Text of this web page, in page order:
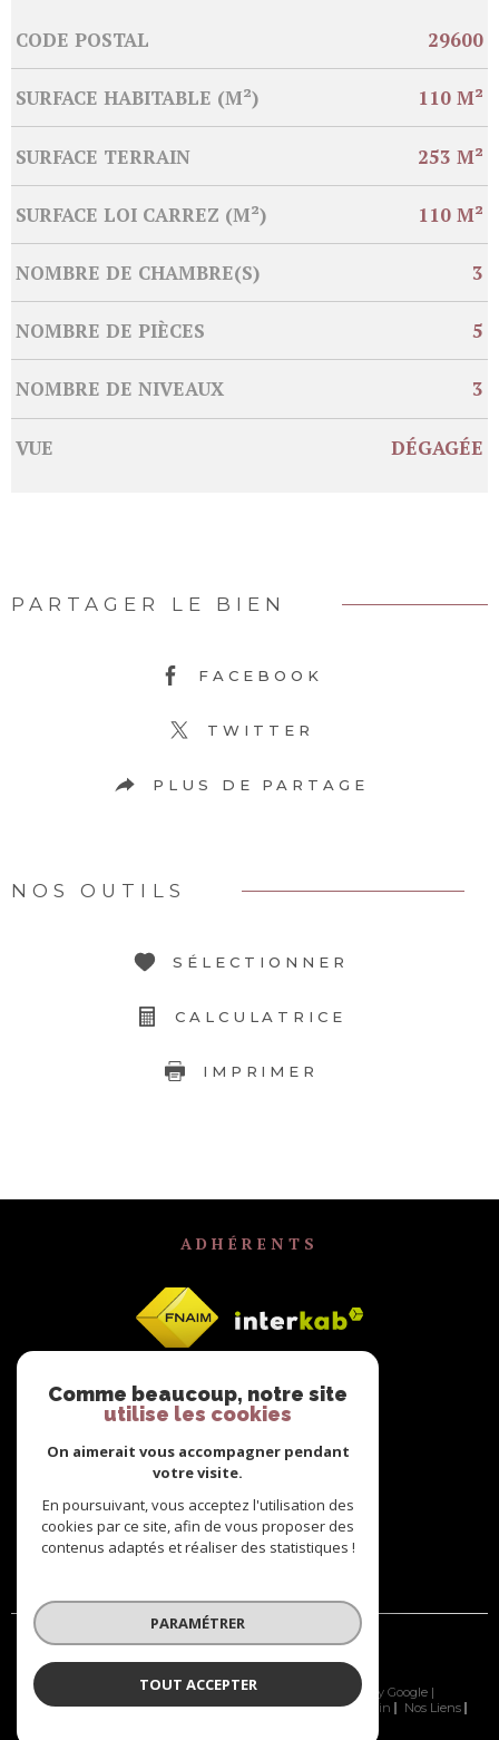
Caractérisque Valeurs
CODE POSTAL 29600
SURFACE HABITABLE (M²) 110 M²
SURFACE TERRAIN 253 M²
SURFACE LOI CARREZ (M²) 110 M²
NOMBRE DE CHAMBRE(S) 3
NOMBRE DE PIÈCES 5
NOMBRE DE NIVEAUX 3
VUE DÉGAGÉE
PARTAGER LE BIEN
FACEBOOK
TWITTER
PLUS DE PARTAGE
NOS OUTILS
SÉLECTIONNER
CALCULATRICE
IMPRIMER
ADHÉRENTS
© 2026 | Tous droits réservés | Traduction powered by Google |
Nos Honoraires
Plan Du Site Mentions Légales Admin
Nos Liens
Comme beaucoup, notre site
utilise les cookies
On aimerait vous accompagner pendant
votre visite.
En poursuivant, vous acceptez l'utilisation des
cookies par ce site, afin de vous proposer des
contenus adaptés et réaliser des statistiques !
PARAMÉTRER
TOUT ACCEPTER